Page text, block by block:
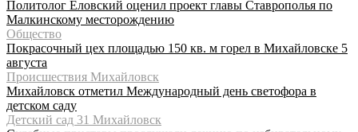
Политолог Еловский оценил проект главы Ставрополья по
Малкинскому месторождению
Общество
Покрасочный цех площадью 150 кв. м горел в Михайловске 5
августа
Происшествия Михайловск
Михайловск отметил Международный день светофора в
детском саду
Детский сад 31 Михайловск